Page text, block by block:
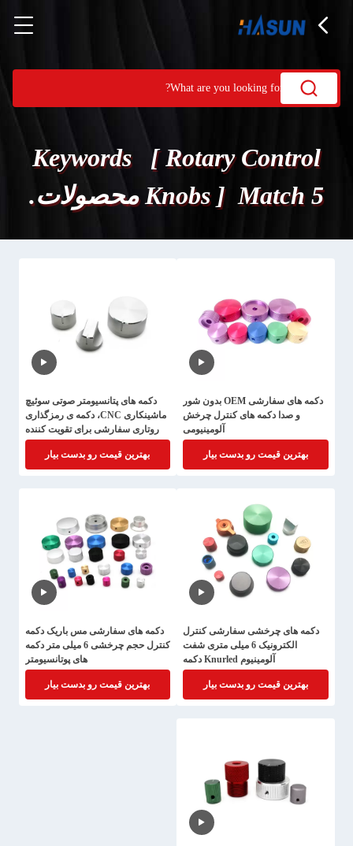
Keywords [ Rotary Control
Knobs ] Match 5 محصولات.
دکمه های سفارشی OEM بدون شور
و صدا دکمه های کنترل چرخش
آلومینیومی
بهترین قیمت رو بدست بیار
دکمه های پتانسیومتر صوتی سوئیچ
ماشینکاری CNC، دکمه ی رمزگذاری
روتاری سفارشی برای تقویت کننده
بهترین قیمت رو بدست بیار
دکمه های چرخشی سفارشی کنترل
الکترونیک 6 میلی متری شفت
آلومینیوم Knurled دکمه
بهترین قیمت رو بدست بیار
دکمه های سفارشی مس باریک دکمه
کنترل حجم چرخشی 6 میلی متر دکمه
های پوتانسیومتر
بهترین قیمت رو بدست بیار